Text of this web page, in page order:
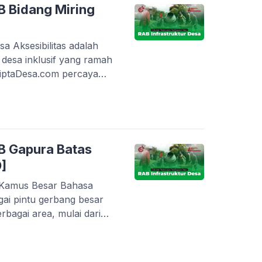
Posyandu ILP
[…]
Bidang Miring
Aksesibilitas adalah
inklusif yang ramah
percaya
berhak untuk
dan aman.
menyediakan
inovatif, seperti
Biaya (RAB) […]
Gapura Batas
Besar Bahasa
pintu gerbang besar
area, mulai dari
taman yang luas.
sekadar fungsi
kehormatan,